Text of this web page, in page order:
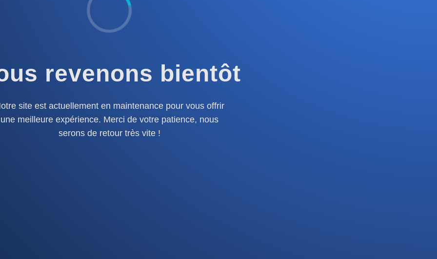
revenons bientôt
site est actuellement en maintenance pour vous offrir
une meilleure expérience. Merci de votre patience, nous
serons de retour très vite !